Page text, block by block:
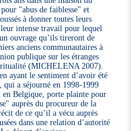
"abus de faiblesse" et
à donner toutes leurs
intense travail pour lequel
ouvrage qu’ils tireront de
anciens communautaires à
publique sur les étranges
(MICHELENA 2007).
ayant le sentiment d’avoir été
a séjourné en 1998-1999
en Belgique, porte plainte pour
auprès du procureur de la
de ce qu’il a vécu auprès
dans une relation d’autorité